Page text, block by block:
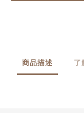
商品描述 了